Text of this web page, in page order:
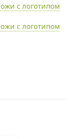
с логотипом
с логотипом